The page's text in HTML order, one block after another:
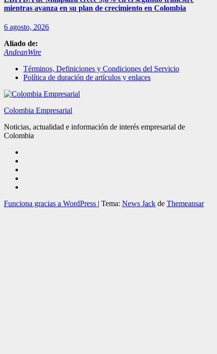
mientras avanza en su plan de crecimiento en Colombia
6 agosto, 2026
Aliado de:
AndeanWire
Términos, Definiciones y Condiciones del Servicio
Política de duración de artículos y enlaces
Colombia Empresarial
Noticias, actualidad e información de interés empresarial de
Colombia
Funciona gracias a WordPress | Tema: News Jack de Themeansar